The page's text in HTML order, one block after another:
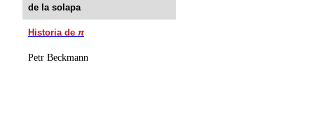
de la solapa
Historia de π
Petr Beckmann